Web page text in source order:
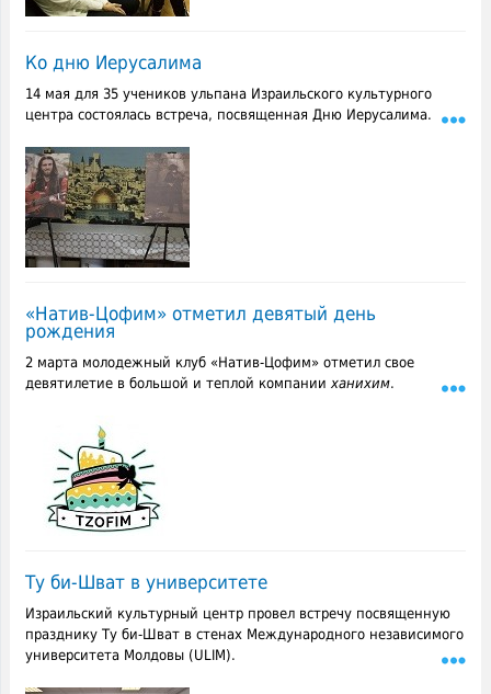
Ко дню Иерусалима
14 мая для 35 учеников ульпана Израильского культурного
центра состоялась встреча, посвященная Дню Иерусалима.
«Натив-Цофим» отметил девятый день
рождения
2 марта молодежный клуб «Натив-Цофим» отметил свое
девятилетие в большой и теплой компании ханихим.
Ту би-Шват в университете
Израильский культурный центр провел встречу посвященную
празднику Ту би-Шват в стенах Международного независимого
университета Молдовы (ULIM).